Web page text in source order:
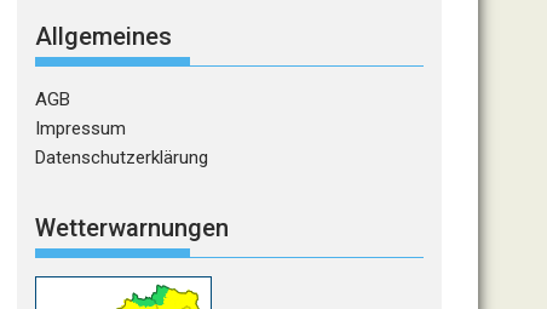
Allgemeines
AGB
Impressum
Datenschutzerklärung
Wetterwarnungen